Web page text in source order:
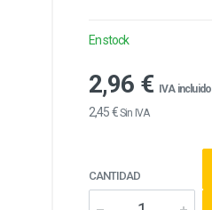
En stock
2,96 € IVA incluido
2,45 €Sin IVA
CANTIDAD